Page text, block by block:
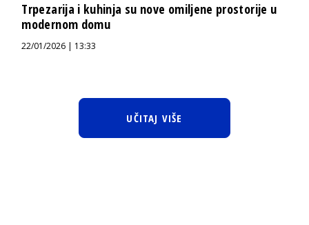
Trpezarija i kuhinja su nove omiljene prostorije u
modernom domu
22/01/2026 | 13:33
UČITAJ VIŠE